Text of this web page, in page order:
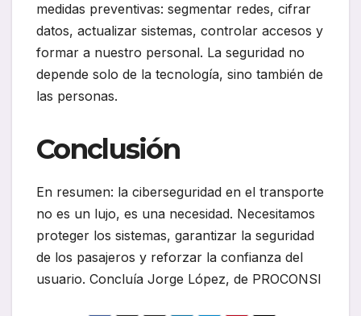
medidas preventivas: segmentar redes, cifrar
datos, actualizar sistemas, controlar accesos y
formar a nuestro personal. La seguridad no
depende solo de la tecnología, sino también de
las personas.
Conclusión
En resumen: la ciberseguridad en el transporte
no es un lujo, es una necesidad. Necesitamos
proteger los sistemas, garantizar la seguridad
de los pasajeros y reforzar la confianza del
usuario. Concluía Jorge López, de PROCONSI